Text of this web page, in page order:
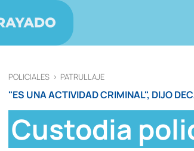
POLICIALES > PATRULLAJE
"ES UNA ACTIVIDAD CRIMINAL", DIJO
Custodia